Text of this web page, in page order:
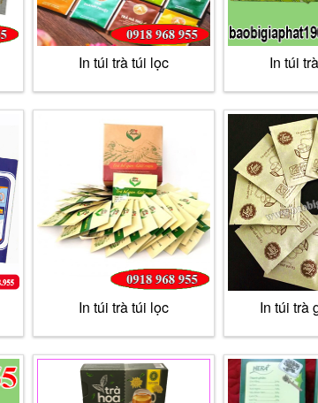
In túi trà túi lọc In túi
In túi trà túi lọc In túi trà